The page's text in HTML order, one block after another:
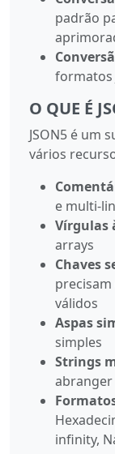
padrão
formatos
O QUE É
JSON5 é um
vários
e multi-
Vírgulas
arrays
Chaves
válidos
Aspas
simples
Strings
infinity,